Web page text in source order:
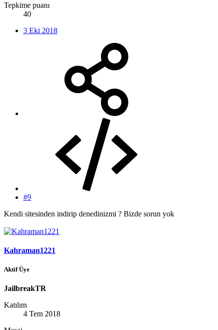
Tepkime puanı
40
3 Eki 2018
#9
Kendi sitesinden indirip denedinizmi ? Bizde sorun yok
Kahraman1221
Aktif Üye
JailbreakTR
Katılım
4 Tem 2018